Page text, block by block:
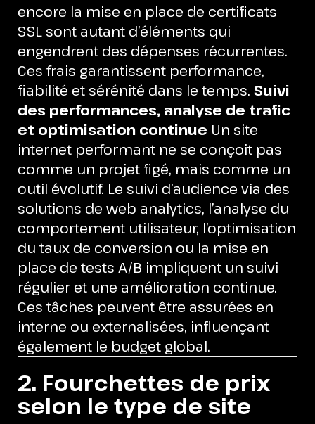
encore la mise en place de certificats
SSL sont autant d’éléments qui
engendrent des dépenses récurrentes.
Ces frais garantissent performance,
fiabilité et sérénité dans le temps. Suivi
des performances, analyse de trafic
et optimisation continue Un site
internet performant ne se conçoit pas
comme un projet figé, mais comme un
outil évolutif. Le suivi d’audience via des
solutions de web analytics, l’analyse du
comportement utilisateur, l’optimisation
du taux de conversion ou la mise en
place de tests A/B impliquent un suivi
régulier et une amélioration continue.
Ces tâches peuvent être assurées en
interne ou externalisées, influençant
également le budget global.
2. Fourchettes de prix
selon le type de site